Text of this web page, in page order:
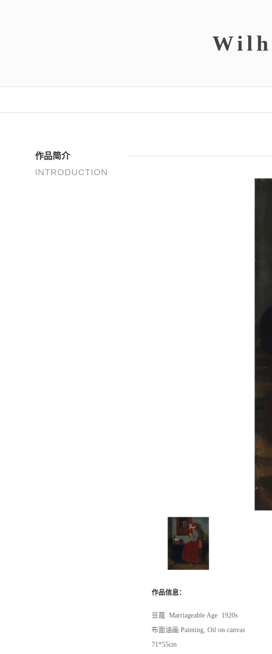
作品简介
INTRODUCTION
作品信息：
豆蔻 Marriageable Age 1920s
布面油画 Painting, Oil on canvas
71*55cm